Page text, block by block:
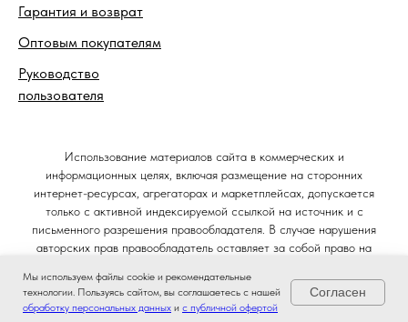
Главная Ноутбуки Позвонить Магазин
Гарантия и возврат
Оптовым покупателям
Руководство
пользователя
Использование материалов сайта в коммерческих и
информационных целях, включая размещение на сторонних
интернет-ресурсах, агрегаторах и маркетплейсах, допускается
только с активной индексируемой ссылкой на источник и с
письменного разрешения правообладателя. В случае нарушения
авторских прав правообладатель оставляет за собой право на
компенсации в соответствии со статьёй 1301 Гражданского кодекса
Российской Федерации.
Мы используем файлы cookie и рекомендательные
технологии. Пользуясь сайтом, вы соглашаетесь с нашей
обработку персональных данных и с публичной офертой
Согласен